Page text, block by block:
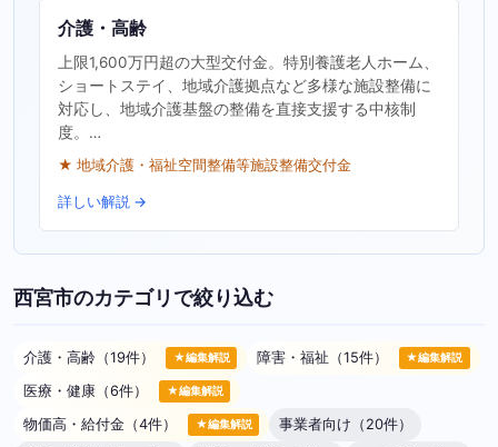
介護・高齢
上限1,600万円超の大型交付金。特別養護老人ホーム、
ショートステイ、地域介護拠点など多様な施設整備に
対応し、地域介護基盤の整備を直接支援する中核制
度。…
★ 地域介護・福祉空間整備等施設整備交付金
詳しい解説 →
西宮市のカテゴリで絞り込む
介護・高齢（19件） ★編集解説 障害・福祉（15件） ★編集解説
医療・健康（6件） ★編集解説
物価高・給付金（4件） ★編集解説
事業者向け（20件）